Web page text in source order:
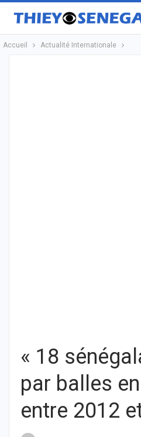
Accueil Actualité Internationale
« 18
par balles
entre 2012